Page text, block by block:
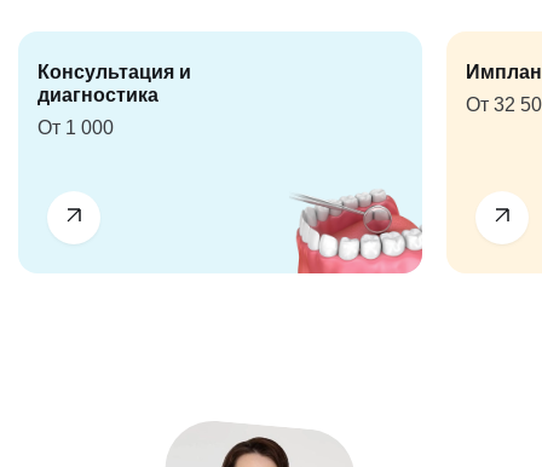
Консультация и
диагностика
От 1 000
От 32